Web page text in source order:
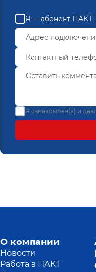
Я — абонент ПАКТ
Я ознакомлен(а) и даю
О компании
Новости
Работа в ПАКТ